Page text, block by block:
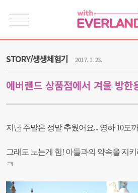
STORY/생생체험기 2017. 1. 23.
에버랜드 상품점에서 겨울 방한
지난 주말은 정말 추웠어요... 영하 10도
그래도 노는게 힘! 아들과의 약속을 지키
ㅋ